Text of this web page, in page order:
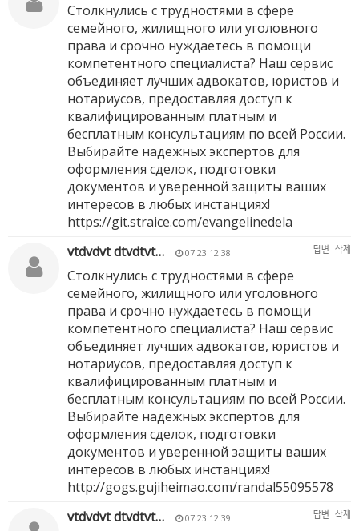
Столкнулись с трудностями в сфере
семейного, жилищного или уголовного
права и срочно нуждаетесь в помощи
компетентного специалиста? Наш сервис
объединяет лучших адвокатов, юристов и
нотариусов, предоставляя доступ к
квалифицированным платным и
бесплатным консультациям по всей России.
Выбирайте надежных экспертов для
оформления сделок, подготовки
документов и уверенной защиты ваших
интересов в любых инстанциях!
https://git.straice.com/evangelinedela
vtdvdvt dtvdtvt…
07.23 12:38 답변 삭제
Столкнулись с трудностями в сфере
семейного, жилищного или уголовного
права и срочно нуждаетесь в помощи
компетентного специалиста? Наш сервис
объединяет лучших адвокатов, юристов и
нотариусов, предоставляя доступ к
квалифицированным платным и
бесплатным консультациям по всей России.
Выбирайте надежных экспертов для
оформления сделок, подготовки
документов и уверенной защиты ваших
интересов в любых инстанциях!
http://gogs.gujiheimao.com/randal55095578
vtdvdvt dtvdtvt…
07.23 12:39 답변 삭제